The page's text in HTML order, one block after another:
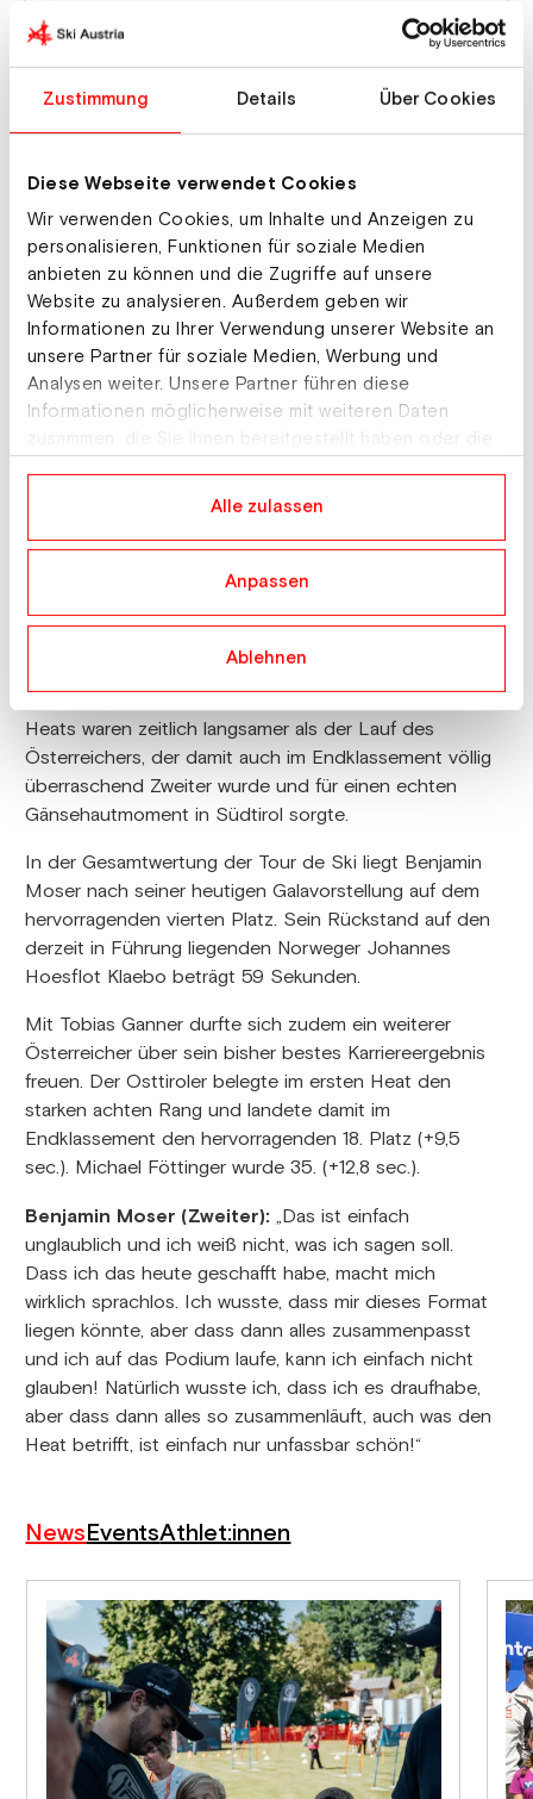
Zustimmung Details Über Cookies
Diese Webseite verwendet Cookies
Wir verwenden Cookies, um Inhalte und Anzeigen zu
personalisieren, Funktionen für soziale Medien
anbieten zu können und die Zugriffe auf unsere
Website zu analysieren. Außerdem geben wir
Informationen zu Ihrer Verwendung unserer Website an
unsere Partner für soziale Medien, Werbung und
Analysen weiter. Unsere Partner führen diese
Informationen möglicherweise mit weiteren Daten
zusammen, die Sie ihnen bereitgestellt haben oder die
Alle zulassen
Anpassen
Ablehnen
Ein Beitrag geteilt von ski_austria_langlauf (@ski_austria_langlauf)
Platz zwei im schnellsten Heat
Das neu ausgetragene Format war für alle Teilnehmer
eine große Unbekannte. Das gesamte Feld wurde in
vier verschiedene Heats aufgeteilt, am Ende entschied
Moser startete im zweiten Heat und war von Beginn
an auf den vordersten Plätzen zu finden. Der Tiroler
und dem U.S.-Amerikaner Gus Schumacher vom
ersten Meter ordentlich aufs Tempo und hielt diese
Geschwindigkeit auch bis zur Ziellinie durch. Am Ende
überquerte der 28-Jährige mit einem Rückstand von
lediglich 0,2 Sekunden hinter Gus Schumacher als
hervorragender Zweiter die Ziellinie. Die drei weiteren
Heats waren zeitlich langsamer als der Lauf des
Österreichers, der damit auch im Endklassement völlig
überraschend Zweiter wurde und für einen echten
Gänsehautmoment in Südtirol sorgte.
In der Gesamtwertung der Tour de Ski liegt Benjamin
Moser nach seiner heutigen Galavorstellung auf dem
hervorragenden vierten Platz. Sein Rückstand auf den
derzeit in Führung liegenden Norweger Johannes
Hoesflot Klaebo beträgt 59 Sekunden.
Mit Tobias Ganner durfte sich zudem ein weiterer
Österreicher über sein bisher bestes Karriereergebnis
freuen. Der Osttiroler belegte im ersten Heat den
starken achten Rang und landete damit im
Endklassement den hervorragenden 18. Platz (+9,5
sec.). Michael Föttinger wurde 35. (+12,8 sec.).
Benjamin Moser (Zweiter): „Das ist einfach
unglaublich und ich weiß nicht, was ich sagen soll.
Dass ich das heute geschafft habe, macht mich
wirklich sprachlos. Ich wusste, dass mir dieses Format
liegen könnte, aber dass dann alles zusammenpasst
und ich auf das Podium laufe, kann ich einfach nicht
glauben! Natürlich wusste ich, dass ich es draufhabe,
aber dass dann alles so zusammenläuft, auch was den
Heat betrifft, ist einfach nur unfassbar schön!“
NewsEventsAthlet:innen